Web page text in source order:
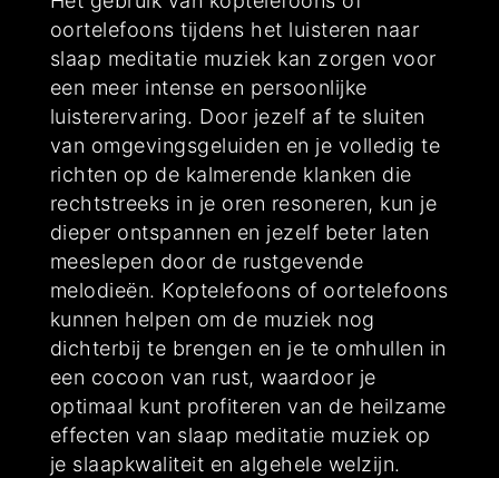
oortelefoons tijdens het luisteren naar
slaap meditatie muziek kan zorgen voor
een meer intense en persoonlijke
luisterervaring. Door jezelf af te sluiten
van omgevingsgeluiden en je volledig te
richten op de kalmerende klanken die
rechtstreeks in je oren resoneren, kun je
dieper ontspannen en jezelf beter laten
meeslepen door de rustgevende
melodieën. Koptelefoons of oortelefoons
kunnen helpen om de muziek nog
dichterbij te brengen en je te omhullen in
een cocoon van rust, waardoor je
optimaal kunt profiteren van de heilzame
effecten van slaap meditatie muziek op
je slaapkwaliteit en algehele welzijn.